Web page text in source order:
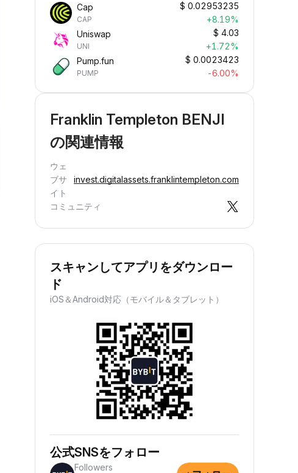
Cap
CAP
$ 0.02953235
+8.19%
Uniswap
UNI
$ 4.03
+1.72%
Pump.fun
PUMP
$ 0.0023423
-6.00%
Franklin Templeton BENJI
の関連情報
ウェ
ブサ
イト
invest.digitalassets.franklintempleton.com
コミュニティ
スキャンしてアプリをダウンロー
ド
iOS＆Android対応（モバイル＆タブレット）
公式SNSをフォロー
Followers